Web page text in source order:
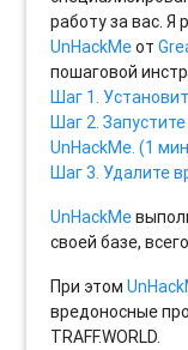
работу за вас. Я
UnHackMeот
пошаговой
Шаг 1.
Шаг 2.
UnHackMe. (1
Шаг 3. Удалите
UnHackMe
своей базе,
При этом
вредоносные
TRAFF.WORLD.